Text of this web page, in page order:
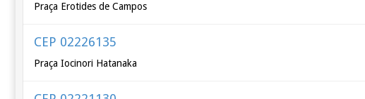
Praça Erotides de Campos
CEP 02226135
Praça Iocinori Hatanaka